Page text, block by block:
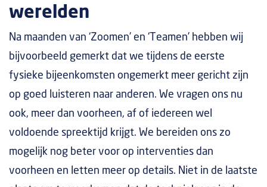
werelden
Na maanden van ‘Zoomen’ en ‘Teamen’ hebben wij
bijvoorbeeld gemerkt dat we tijdens de eerste
fysieke bijeenkomsten ongemerkt meer gericht zijn
op goed luisteren naar anderen. We vragen ons nu
ook, meer dan voorheen, af of iedereen wel
voldoende spreektijd krijgt. We bereiden ons zo
mogelijk nog beter voor op interventies dan
voorheen en letten meer op details. Niet in de laatste